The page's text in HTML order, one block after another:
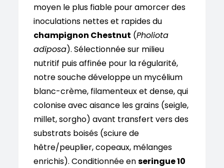
moyen le plus fiable pour amorcer des
inoculations nettes et rapides du
champignon Chestnut (Pholiota
adiposa). Sélectionnée sur milieu
nutritif puis affinée pour la régularité,
notre souche développe un mycélium
blanc-crème, filamenteux et dense, qui
colonise avec aisance les grains (seigle,
millet, sorgho) avant transfert vers des
substrats boisés (sciure de
hêtre/peuplier, copeaux, mélanges
enrichis). Conditionnée enseringue 10